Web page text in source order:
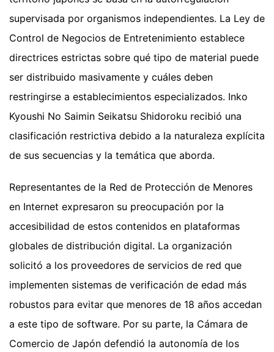
supervisada por organismos independientes. La Ley de
Control de Negocios de Entretenimiento establece
directrices estrictas sobre qué tipo de material puede
ser distribuido masivamente y cuáles deben
restringirse a establecimientos especializados. Inko
Kyoushi No Saimin Seikatsu Shidoroku recibió una
clasificación restrictiva debido a la naturaleza explícita
de sus secuencias y la temática que aborda.
Representantes de la Red de Protección de Menores
en Internet expresaron su preocupación por la
accesibilidad de estos contenidos en plataformas
globales de distribución digital. La organización
solicitó a los proveedores de servicios de red que
implementen sistemas de verificación de edad más
robustos para evitar que menores de 18 años accedan
a este tipo de software. Por su parte, la Cámara de
Comercio de Japón defendió la autonomía de los